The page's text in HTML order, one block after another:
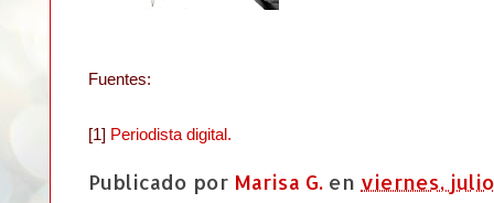
Fuentes:
[1] Periodista digital.
Publicado por Marisa G. en viernes, julio